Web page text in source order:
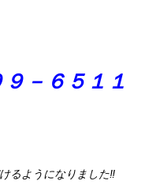
－６５１１
るようになりました‼